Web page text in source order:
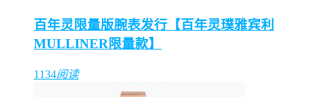
百年灵限量版腕表发行【百年灵璞雅宾利
MULLINER限量款】
1134阅读